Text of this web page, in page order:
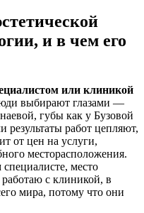
и в чем его
или клиникой
выбирают глазами —
губы как у Бузовой
работ цепляют,
от цен на услуги,
месторасположения.
место
с клиникой, в
мира, потому что они